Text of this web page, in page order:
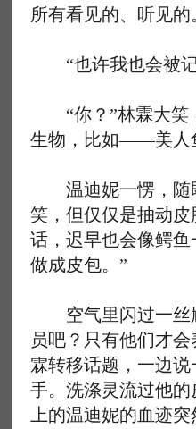
所有看见的、听见的
“也许我也会被记
“你？”林霖大笑
生物，比如——美人
温迪妮一愣，随
笑，但仅仅是抽动
话，迟早也会像鳄
做成皮包。”
空气里闪过一丝
员吧？只有他们才
霖转移话题，一边
手。洗涤灵流过他
上的温迪妮的血迹